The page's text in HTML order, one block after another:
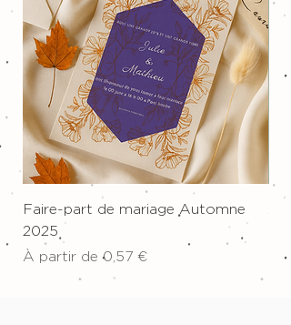
Faire-part de mariage Automne
2025
À partir de 0,57 €
Prix promotionnel